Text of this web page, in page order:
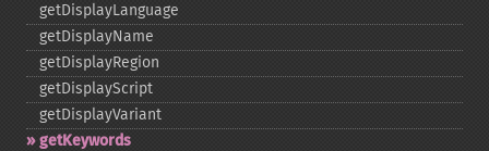
getDisplayLanguage
getDisplayName
getDisplayRegion
getDisplayScript
getDisplayVariant
getKeywords